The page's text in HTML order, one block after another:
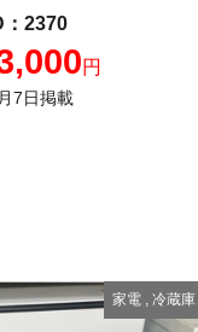
2370
円
7日掲載
家電, 冷蔵庫